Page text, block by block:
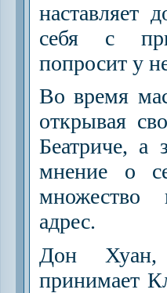
наставляет
себя с
попросит у
Во время
открывая
Беатриче, а
мнение о
мно­жество
адрес.
Дон
принимает